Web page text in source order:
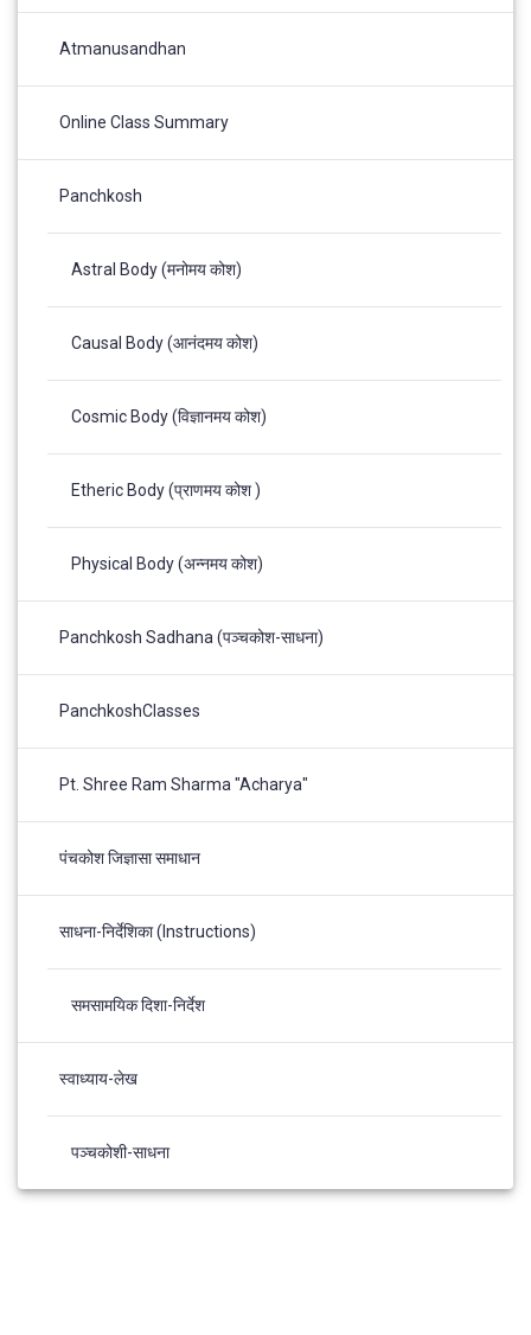
Atmanusandhan
Online Class Summary
Panchkosh
Astral Body (मनोमय कोश)
Causal Body (आनंदमय कोश)
Cosmic Body (विज्ञानमय कोश)
Etheric Body (प्राणमय कोश )
Physical Body (अन्नमय कोश)
Panchkosh Sadhana (पञ्चकोश-साधना)
PanchkoshClasses
Pt. Shree Ram Sharma "Acharya"
पंचकोश जिज्ञासा समाधान
साधना-निर्देशिका (Instructions)
समसामयिक दिशा-निर्देश
स्वाध्याय-लेख
पञ्चकोशी-साधना